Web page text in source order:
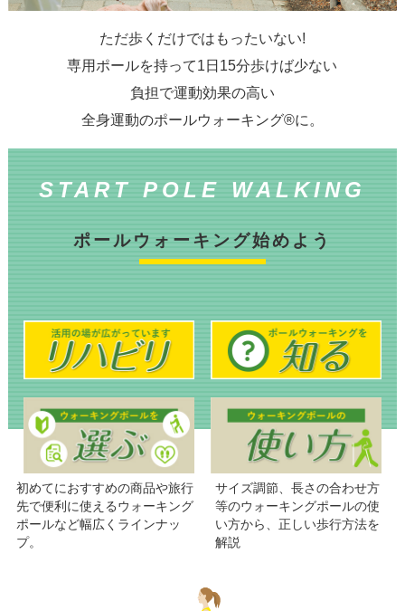
ただ歩くだけではもったいない!
専用ポールを持って1日15分歩けば少ない
負担で運動効果の高い
全身運動のポールウォーキング®に。
START POLE WALKING
ポールウォーキング始めよう
初めてにおすすめの商品や旅行
先で便利に使えるウォーキング
ポールなど幅広くラインナッ
プ。
サイズ調節、長さの合わせ方
等のウォーキングポールの使
い方から、正しい歩行方法を
解説